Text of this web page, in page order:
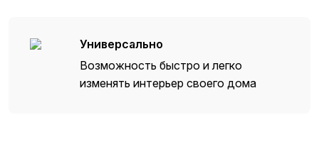
Универсально
Возможность быстро и легко
изменять интерьер своего дома